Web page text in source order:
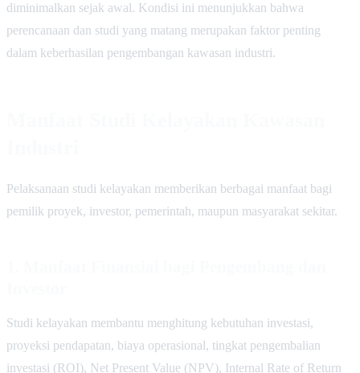
diminimalkan sejak awal. Kondisi ini menunjukkan bahwa
perencanaan dan studi yang matang merupakan faktor penting
dalam keberhasilan pengembangan kawasan industri.
Pelaksanaan studi kelayakan memberikan berbagai manfaat bagi
pemilik proyek, investor, pemerintah, maupun masyarakat sekitar.
Studi kelayakan membantu menghitung kebutuhan investasi,
proyeksi pendapatan, biaya operasional, tingkat pengembalian
investasi (ROI), Net Present Value (NPV), Internal Rate of Return